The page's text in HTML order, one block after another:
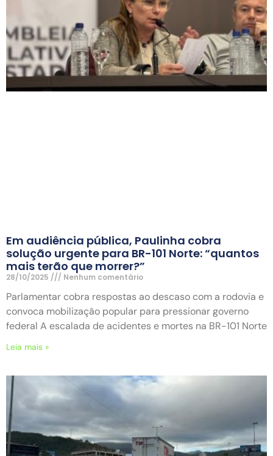
Em audiência pública, Paulinha cobra
solução urgente para BR-101 Norte: “quantos
mais terão que morrer?”
28/10/2025 Nenhum comentário
Parlamentar cobra respostas ao descaso com a rodovia e
convoca mobilização popular para pressionar governo
federal A escalada de acidentes e mortes na BR-101 Norte
Leia mais »